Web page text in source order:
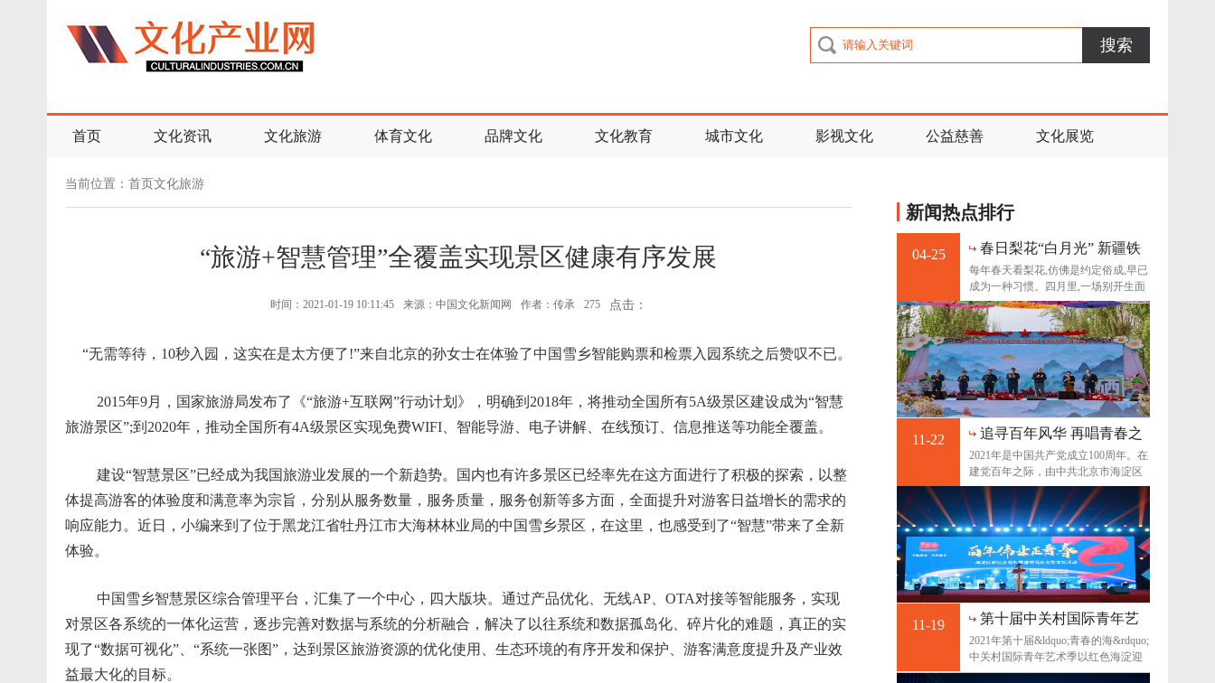
搜索
首页 文化资讯 文化旅游 体育文化 品牌文化 文化教育 城市文化 影视文化 公益慈善 文化展览
当前位置： 首页 文化旅游
“旅游+智慧管理”全覆盖实现景区健康有序发展
时间：2021-01-19 10:11:45 来源：中国文化新闻网 作者：传承 点击：
275
“无需等待，10秒入园，这实在是太方便了!”来自北京的孙女士在体验了中国雪乡智能购票和检票入园系统之后赞叹不已。
2015年9月，国家旅游局发布了《“旅游+互联网”行动计划》，明确到2018年，将推动全国所有5A级景区建设成为“智慧
旅游景区”;到2020年，推动全国所有4A级景区实现免费WIFI、智能导游、电子讲解、在线预订、信息推送等功能全覆盖。
建设“智慧景区”已经成为我国旅游业发展的一个新趋势。国内也有许多景区已经率先在这方面进行了积极的探索，以整
体提高游客的体验度和满意率为宗旨，分别从服务数量，服务质量，服务创新等多方面，全面提升对游客日益增长的需求的
响应能力。近日，小编来到了位于黑龙江省牡丹江市大海林林业局的中国雪乡景区，在这里，也感受到了“智慧”带来了全新
体验。
中国雪乡智慧景区综合管理平台，汇集了一个中心，四大版块。通过产品优化、无线AP、OTA对接等智能服务，实现
对景区各系统的一体化运营，逐步完善对数据与系统的分析融合，解决了以往系统和数据孤岛化、碎片化的难题，真正的实
现了“数据可视化”、“系统一张图”，达到景区旅游资源的优化使用、生态环境的有序开发和保护、游客满意度提升及产业效
益最大化的目标。
新闻热点排行
04-25
​春日梨花“白月光” 新疆铁
门关好“丰”景
每年春天看梨花,仿佛是约定俗成,早已
成为一种习惯。四月里,一场别开生面
的梨花文化活
11-22
追寻百年风华 再唱青春之
歌 ——2021年第十届“青
春的海”中关村国际青年艺
术季综述
2021年是中国共产党成立100周年。在
建党百年之际，由中共北京市海淀区
委宣传部指导、北
11-19
第十届中关村国际青年艺
术季--红星照耀青春 歌颂
百年征程
2021年第十届&ldquo;青春的海&rdquo;
中关村国际青年艺术季以红色海淀迎
接中国共产党成